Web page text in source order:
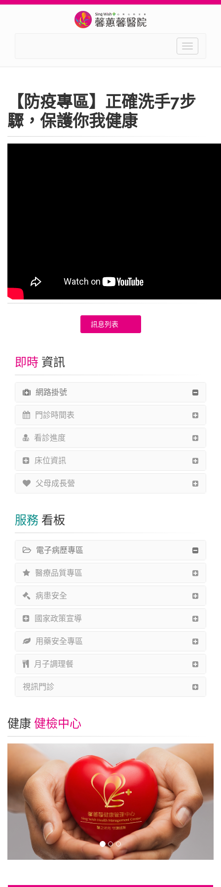
Toggle
【防疫專區】正確洗手7步
驟，保護你我健康
訊息列表
即時 資訊
網路掛號
門診時間表
看診進度
床位資訊
父母成長營
服務 看板
電子病歷專區
醫療品質專區
病患安全
國家政策宣導
用藥安全專區
月子調理餐
視訊門診
健康 健檢中心